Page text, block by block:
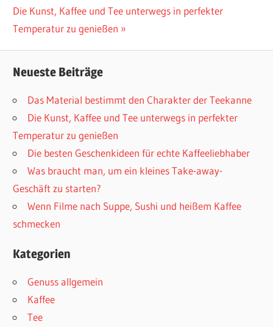
Nächster
Beitrag:
Die Kunst, Kaffee und Tee unterwegs in perfekter
Temperatur zu genießen
Neueste Beiträge
Das Material bestimmt den Charakter der Teekanne
Die Kunst, Kaffee und Tee unterwegs in perfekter
Temperatur zu genießen
Die besten Geschenkideen für echte Kaffeeliebhaber
Was braucht man, um ein kleines Take-away-
Geschäft zu starten?
Wenn Filme nach Suppe, Sushi und heißem Kaffee
schmecken
Kategorien
Genuss allgemein
Kaffee
Tee